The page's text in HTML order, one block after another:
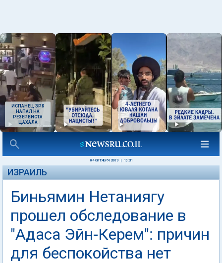
ИСПАНЕЦ ЗРЯ
НАПАЛ НА
РЕЗЕРВИСТА
ЦАХАЛА
04 ОКТЯБРЯ 2009 10:31
ИЗРАИЛЬ
Биньямин Нетаниягу
прошел обследование в
"Адаса Эйн-Керем": причин
для беспокойства нет